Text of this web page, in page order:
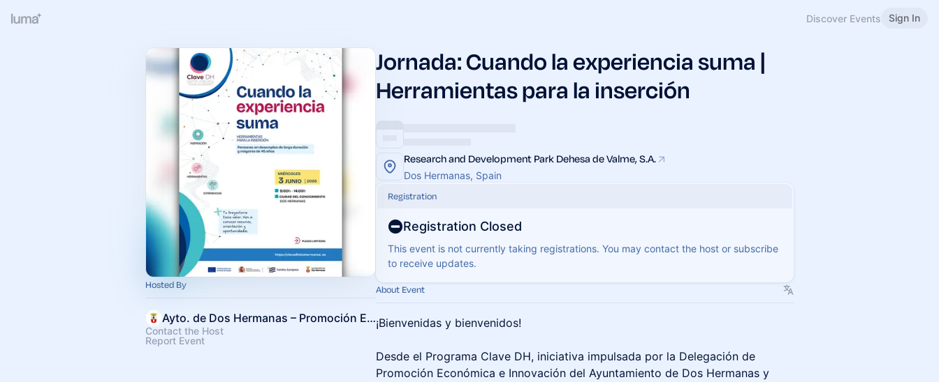
Discover Events Sign In
Hosted By
Ayto. de Dos Hermanas – Promoción Económica e Innovación
Contact the Host
Report Event
Jornada: Cuando la experiencia suma |
Herramientas para la inserción
Research and Development Park Dehesa de Valme, S.A.
Dos Hermanas, Spain
Registration
Registration Closed
This event is not currently taking registrations. You may contact the host or subscribe
to receive updates.
About Event
¡Bienvenidas y bienvenidos!
Desde el Programa Clave DH, iniciativa impulsada por la Delegación de
Promoción Económica e Innovación del Ayuntamiento de Dos Hermanas y